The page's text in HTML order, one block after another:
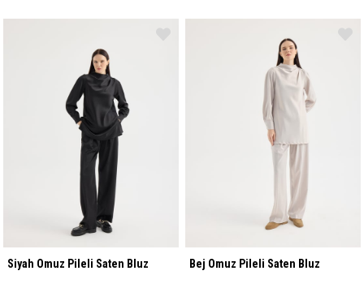
Siyah Omuz Pileli Saten Bluz Bej Omuz Pileli Saten Bluz